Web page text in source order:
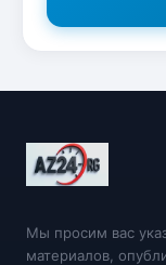
Мы просим вас
материалов,